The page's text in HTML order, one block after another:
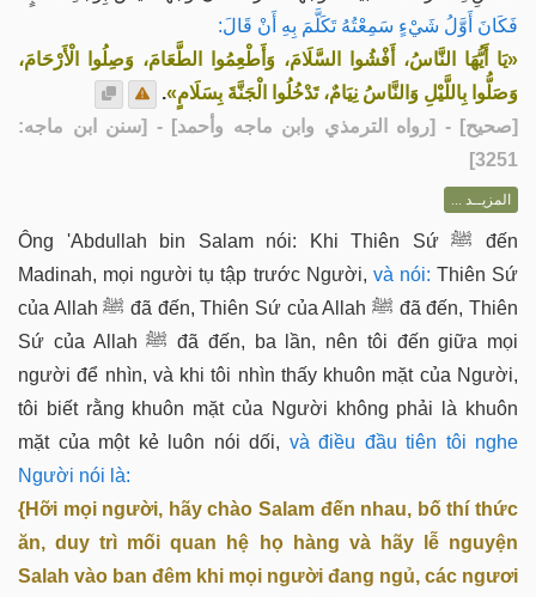
فَكَانَ أَوَّلُ شَيْءٍ سَمِعْتُهُ تَكَلَّمَ بِهِ أَنْ قَالَ:
«يَا أَيُّهَا النَّاسُ، أَفْشُوا السَّلَامَ، وَأَطْعِمُوا الطَّعَامَ، وَصِلُوا الْأَرْحَامَ،
وَصَلُّوا بِاللَّيْلِ وَالنَّاسُ نِيَامٌ، تَدْخُلُوا الْجَنَّةَ بِسَلَامٍ».
[صحيح] - [رواه الترمذي وابن ماجه وأحمد] - [سنن ابن ماجه:
3251]
المزيــد ...
Ông 'Abdullah bin Salam nói: Khi Thiên Sứ ﷺ đến
Madinah, mọi người tụ tập trước Người, và nói: Thiên Sứ
của Allah ﷺ đã đến, Thiên Sứ của Allah ﷺ đã đến, Thiên
Sứ của Allah ﷺ đã đến, ba lần, nên tôi đến giữa mọi
người để nhìn, và khi tôi nhìn thấy khuôn mặt của Người,
tôi biết rằng khuôn mặt của Người không phải là khuôn
mặt của một kẻ luôn nói dối, và điều đầu tiên tôi nghe
Người nói là:
{Hỡi mọi người, hãy chào Salam đến nhau, bố thí thức
ăn, duy trì mối quan hệ họ hàng và hãy lễ nguyện
Salah vào ban đêm khi mọi người đang ngủ, các ngươi